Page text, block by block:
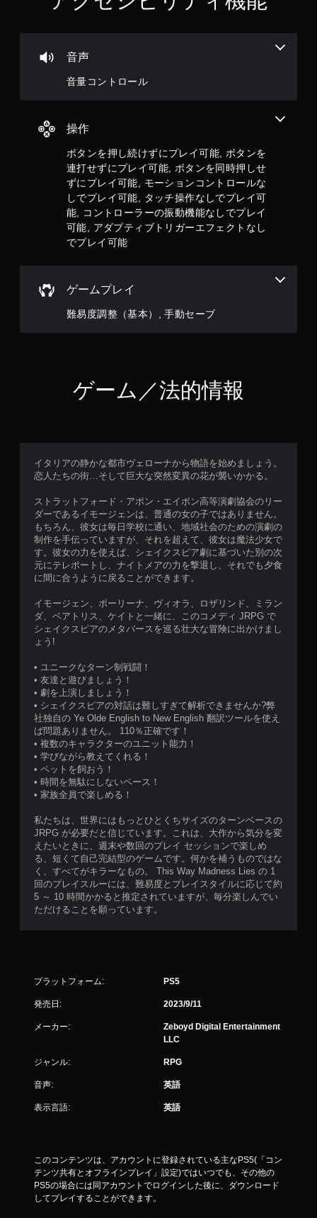
音声
音量コントロール
操作
ボタンを押し続けずにプレイ可能, ボタンを
連打せずにプレイ可能, ボタンを同時押しせ
ずにプレイ可能, モーションコントロールな
しでプレイ可能, タッチ操作なしでプレイ可
能, コントローラーの振動機能なしでプレイ
可能, アダプティブトリガーエフェクトなし
でプレイ可能
押
た
り
長
押
し
す
こ
な
く
ゲ
ー
ム
を
プ
レ
し
り
ニ
作
で
。
モ
シ
ョ
ン
コ
ン
ト
ー
ル
な
で
プ
レ
イ
可
能
モ
ー
シ
ョ
ン
コ
ン
ト
ロ
ー
ル
を
使
わ
ず
ム
チ
操
作
な
ゲームプレイ
難易度調整（基本）, 手動セーブ
ゲーム／法的情報
イタリアの静かな都市ヴェローナから物語を始めましょう。
恋人たちの街…そして巨大な突然変異の花が襲いかかる。
ストラットフォード・アポン・エイボン高等演劇協会のリー
ダーであるイモージェンは、普通の女の子ではありません。
もちろん、彼女は毎日学校に通い、地域社会のための演劇の
制作を手伝っていますが、それを超えて、彼女は魔法少女で
す。彼女の力を使えば、シェイクスピア劇に基づいた別の次
元にテレポートし、ナイトメアの力を撃退し、それでも夕食
に間に合うように戻ることができます。
イモージェン、ポーリーナ、ヴィオラ、ロザリンド、ミラン
ダ、ベアトリス、ケイトと一緒に、このコメディ JRPG で
シェイクスピアのメタバースを巡る壮大な冒険に出かけまし
ょう!
• ユニークなターン制戦闘！
• 友達と遊びましょう！
• 劇を上演しましょう！
• シェイクスピアの対話は難しすぎて解析できませんか?弊
社独自の Ye Olde English to New English 翻訳ツールを使え
ば問題ありません。 110％正確です！
• 複数のキャラクターのユニット能力！
• 学びながら教えてくれる！
• ペットを飼おう！
• 時間を無駄にしないペース！
• 家族全員で楽しめる！
私たちは、世界にはもっとひとくちサイズのターンベースの
JRPG が必要だと信じています。これは、大作から気分を変
えたいときに、週末や数回のプレイ セッションで楽しめ
る、短くて自己完結型のゲームです。何かを補うものではな
く、すべてがキラーなもの。 This Way Madness Lies の 1
回のプレイスルーには、難易度とプレイスタイルに応じて約
5 ～ 10 時間かかると推定されていますが、毎分楽しんでい
ただけることを願っています。
プラットフォーム: PS5
発売日: 2023/9/11
メーカー:
Zeboyd Digital Entertainment
LLC
ジャンル: RPG
音声: 英語
表示言語: 英語
このコンテンツは、アカウントに登録されている主なPS5(「コン
テンツ共有とオフラインプレイ」設定)ではいつでも、その他の
PS5の場合には同アカウントでログインした後に、ダウンロード
してプレイすることができます。